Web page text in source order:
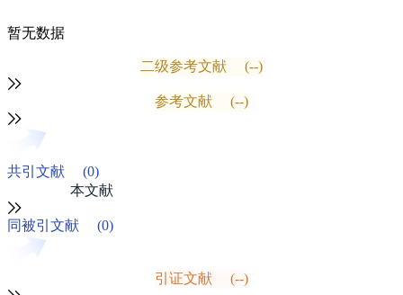
暂无数据
二级参考文献 (--)
参考文献 (--)
共引文献
(0)
本文献
同被引文献 (0)
引证文献 (--)